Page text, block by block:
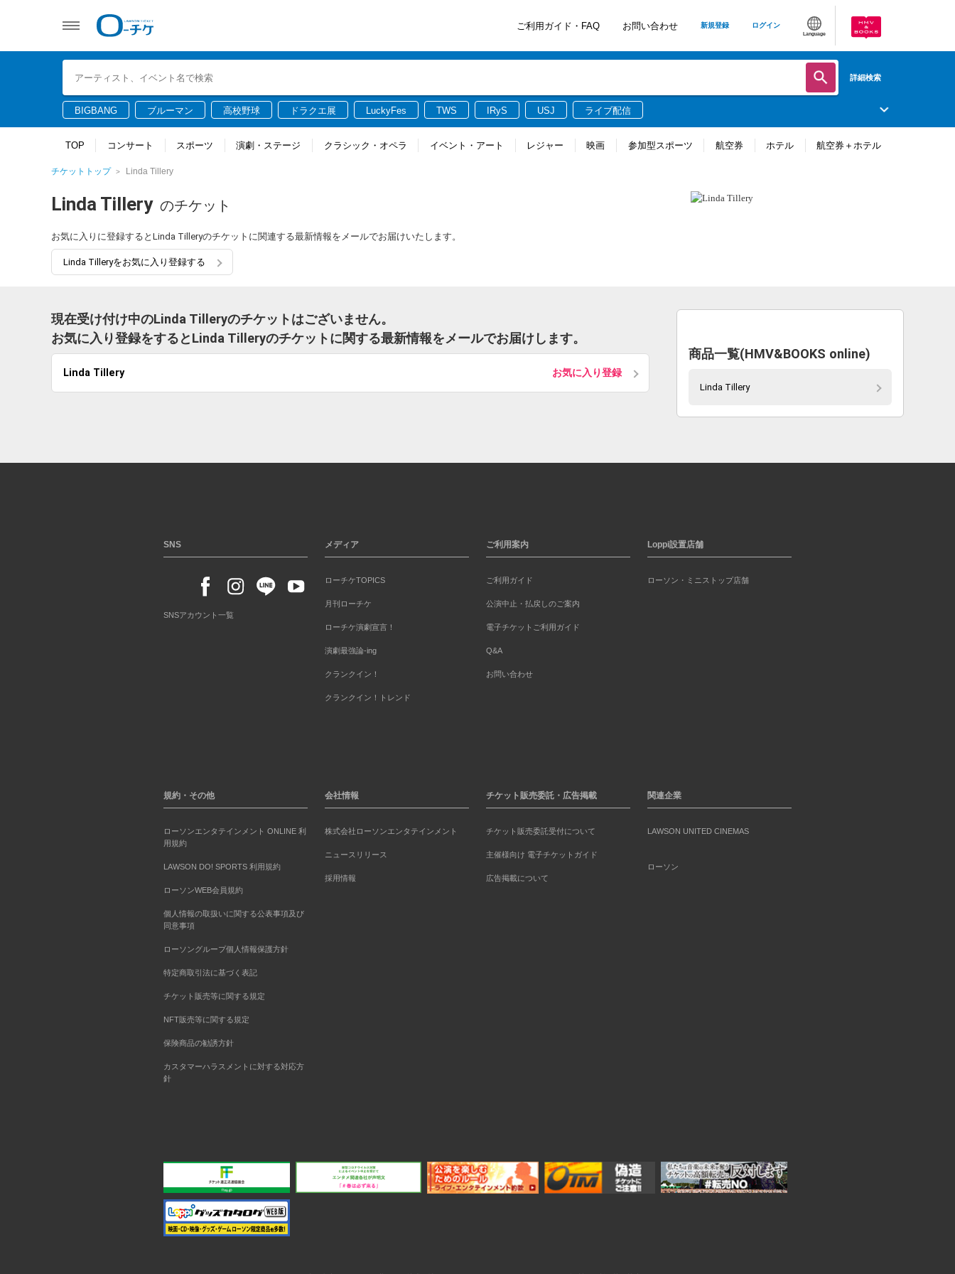
ご利用ガイド・FAQ お問い合わせ 新規登録 ログイン
Language
詳細検索
BIGBANG ブルーマン 高校野球 ドラクエ展 LuckyFes TWS IRyS USJ ライブ配信
TOP コンサート スポーツ 演劇・ステージ クラシック・オペラ イベント・アート レジャー 映画 参加型スポーツ 航空券 ホテル 航空券＋ホテル
チケットトップ Linda Tillery
Linda Tillery のチケット
お気に入りに登録するとLinda Tilleryのチケットに関連する最新情報をメールでお届けいたします。
Linda Tilleryをお気に入り登録する
現在受け付け中のLinda Tilleryのチケットはございません。
お気に入り登録をするとLinda Tilleryのチケットに関する最新情報をメールでお届けします。
Linda Tillery お気に入り登録
商品一覧(HMV&BOOKS online)
Linda Tillery
SNS
SNSアカウント一覧
メディア
ローチケTOPICS
月刊ローチケ
ローチケ演劇宣言！
演劇最強論-ing
クランクイン！
クランクイン！トレンド
ご利用案内
ご利用ガイド
公演中止・払戻しのご案内
電子チケットご利用ガイド
Q&A
お問い合わせ
Loppi設置店舗
ローソン・ミニストップ店舗
規約・その他
ローソンエンタテインメント ONLINE 利
用規約
LAWSON DO! SPORTS 利用規約
ローソンWEB会員規約
個人情報の取扱いに関する公表事項及び
同意事項
ローソングループ個人情報保護方針
特定商取引法に基づく表記
チケット販売等に関する規定
NFT販売等に関する規定
保険商品の勧誘方針
カスタマーハラスメントに対する対応方
針
会社情報
株式会社ローソンエンタテインメント
ニュースリリース
採用情報
チケット販売委託・広告掲載
チケット販売委託受付について
主催様向け 電子チケットガイド
広告掲載について
関連企業
LAWSON UNITED CINEMAS
ローソン